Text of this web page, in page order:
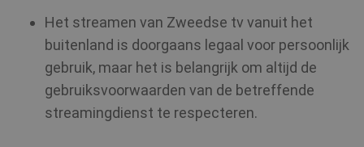
Het streamen van Zweedse tv vanuit het
buitenland is doorgaans legaal voor persoonlijk
gebruik, maar het is belangrijk om altijd de
gebruiksvoorwaarden van de betreffende
streamingdienst te respecteren.